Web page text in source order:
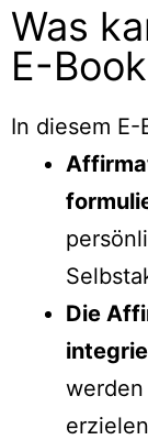
Was
E-
In diesem
Die